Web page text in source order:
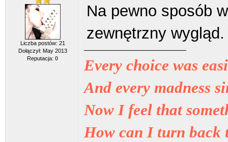
Liczba postów: 21
Dołączył: May 2013
Reputacja: 0
Na pewno sposób
zewnętrzny wygląd.
Every choice was
And every madness
Now I feel that
How can I turn back